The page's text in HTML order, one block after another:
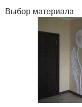
Выбор материала